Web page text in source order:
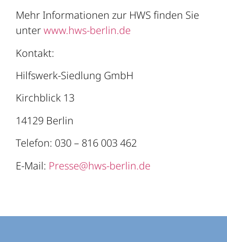
Mehr Informationen zur HWS finden Sie
unterwww.hws-berlin.de
Kontakt:
Hilfswerk-Siedlung GmbH
Kirchblick 13
14129 Berlin
Telefon: 030 – 816 003 462
E-Mail: Presse@hws-berlin.de